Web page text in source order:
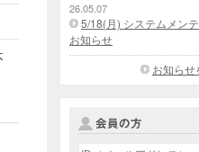
26.05.07
5/18(月) システムメン
お知らせ
お知らせ